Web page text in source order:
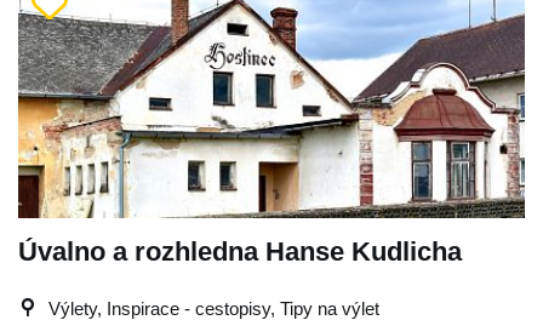
Úvalno a rozhledna Hanse Kudlicha
Výlety, Inspirace - cestopisy, Tipy na výlet